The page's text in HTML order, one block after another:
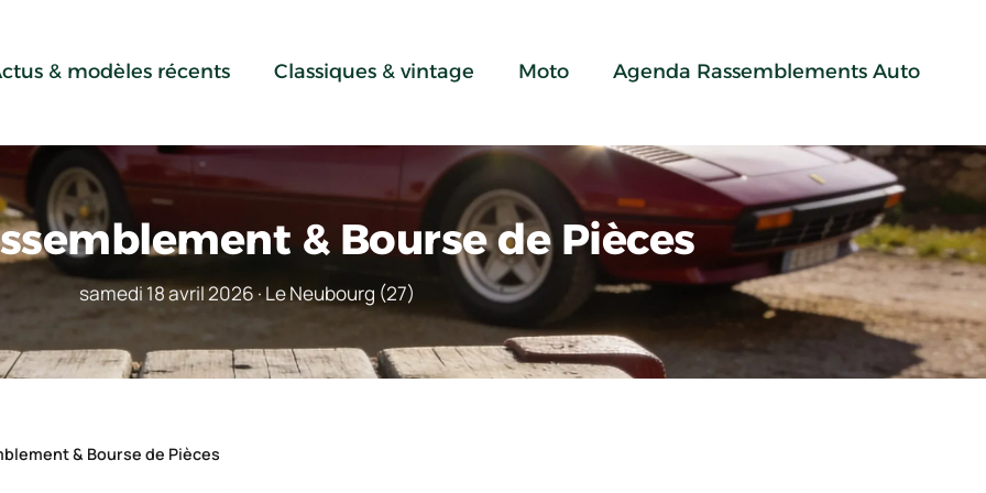
& modèles récents Classiques & vintage Moto Agenda Rassemblements Auto
& Bourse de Pièces
samedi 18 avril 2026 · Le Neubourg (27)
& Bourse de Pièces